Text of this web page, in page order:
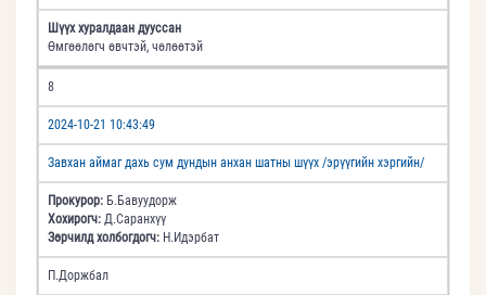
Шүүх хуралдаан дууссан
Өмгөөлөгч өвчтэй, чөлөөтэй
8
2024-10-21 10:43:49
Завхан аймаг дахь сум дундын анхан шатны шүүх /эрүүгийн хэргийн/
Прокурор: Б.Бавуудорж
Хохирогч: Д.Саранхүү
Зөрчилд холбогдогч: Н.Идэрбат
П.Доржбал